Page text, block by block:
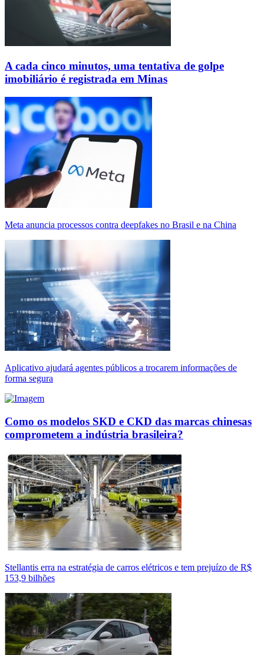
A cada cinco minutos, uma tentativa de golpe
imobiliário é registrada em Minas
Meta anuncia processos contra deepfakes no Brasil e na China
Aplicativo ajudará agentes públicos a trocarem informações de
forma segura
Como os modelos SKD e CKD das marcas chinesas
comprometem a indústria brasileira?
Stellantis erra na estratégia de carros elétricos e tem prejuízo de R$
153,9 bilhões